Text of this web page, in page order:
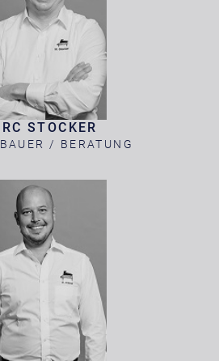
STOCKER
/ BERATUNG